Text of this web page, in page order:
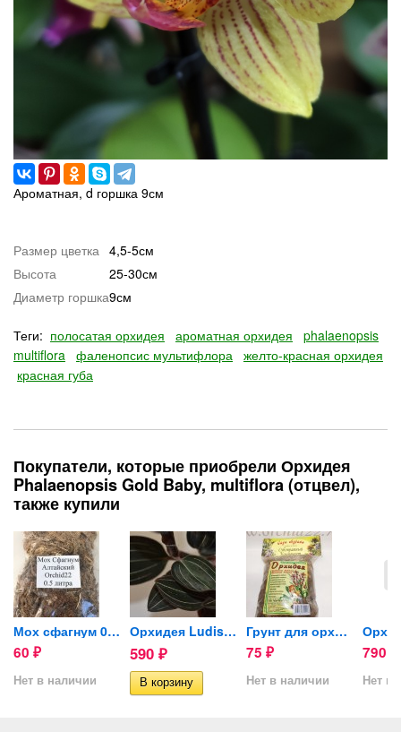
Ароматная, d горшка 9см
Размер цветка 4,5-5см
Высота
25-30см
Диаметр горшка9см
Теги: полосатая орхидея ароматная орхидея
phalaenopsis
multiflora фаленопсис мультифлора желто-красная орхидея
красная губа
Покупатели, которые приобрели Орхидея
Phalaenopsis Gold Baby, multiflora (отцвел),
также купили
Мох сфагнум 0,5л
60 ₽
Нет в наличии
Орхидея Ludisia Discolor...
590 ₽
Грунт для орхидей
75 ₽
Нет в наличии
790
Нет в